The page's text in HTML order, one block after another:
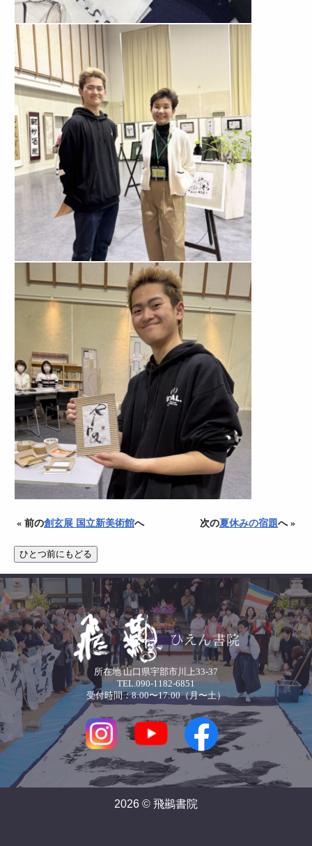
« 前の創玄展 国立新美術館へ 次の夏休みの宿題へ »
所在地 山口県宇部市川上33-37
TEL.090-1182-6851
受付時間：8:00〜17:00（月〜土）
2026 © 飛䴏書院